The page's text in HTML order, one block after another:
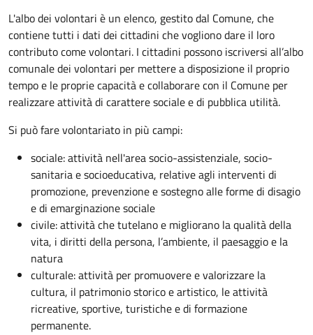
L'albo dei volontari è un elenco, gestito dal Comune, che
contiene tutti i dati dei cittadini che vogliono dare il loro
contributo come volontari. I cittadini possono iscriversi all’albo
comunale dei volontari per mettere a disposizione il proprio
tempo e le proprie capacità e collaborare con il Comune per
realizzare attività di carattere sociale e di pubblica utilità.
Si può fare volontariato in più campi:
sociale: attività nell'area socio-assistenziale, socio-
sanitaria e socioeducativa, relative agli interventi di
promozione, prevenzione e sostegno alle forme di disagio
e di emarginazione sociale
civile: attività che tutelano e migliorano la qualità della
vita, i diritti della persona, l’ambiente, il paesaggio e la
natura
culturale: attività per promuovere e valorizzare la
cultura, il patrimonio storico e artistico, le attività
ricreative, sportive, turistiche e di formazione
permanente.